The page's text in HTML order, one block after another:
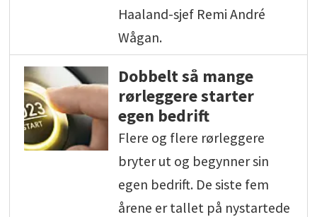
Haaland-sjef Remi André
Wågan.
Dobbelt så mange
rørleggere starter
egen bedrift
Flere og flere rørleggere
bryter ut og begynner sin
egen bedrift. De siste fem
årene er tallet på nystartede